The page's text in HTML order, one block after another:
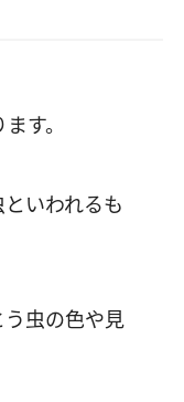
す。
いわれるも
虫の色や見